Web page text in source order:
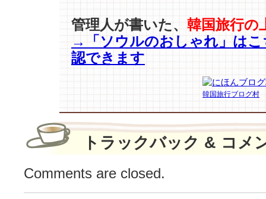
熱
風
！
管理人が書いた、 韓国旅行の
→「ソウルのおしゃれ」はこ
認できます
韓国旅行ブログ村
トラックバック & コメ
Comments are closed.